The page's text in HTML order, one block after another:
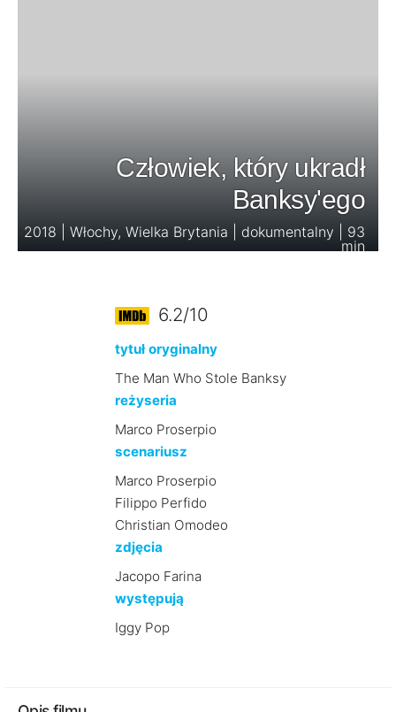
Człowiek, który ukradł
Banksy'ego
2018 | Włochy, Wielka Brytania | dokumentalny | 93
min
6.2/10
tytuł oryginalny
The Man Who Stole Banksy
reżyseria
Marco Proserpio
scenariusz
Marco Proserpio
Filippo Perfido
Christian Omodeo
zdjęcia
Jacopo Farina
występują
Iggy Pop